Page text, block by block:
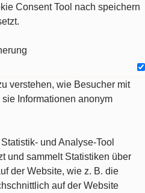
Consent Tool nach speichern
verstehen, wie Besucher mit
Informationen anonym
und Analyse-Tool
und sammelt Statistiken über
der Website, wie z. B. die
auf der Website